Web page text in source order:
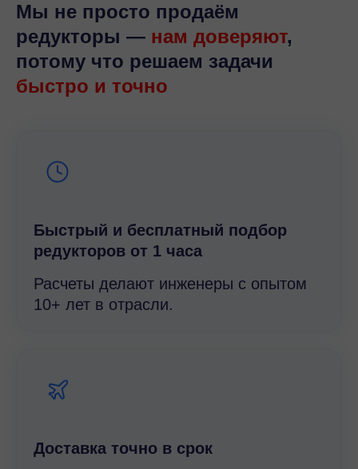
Мы не просто продаём
редукторы — нам доверяют,
потому что решаем задачи
быстро и точно
Быстрый и беcплатный подбор
редукторов от 1 часа
Расчеты делают инженеры с опытом
10+ лет в отрасли.
Доставка точно в срок